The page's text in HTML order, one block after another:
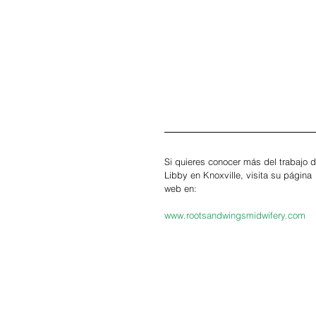
Si quieres conocer más del trabajo
Libby en Knoxville, visita su página
web en:
www.rootsandwingsmidwifery.com